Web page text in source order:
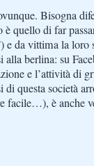
Bisogna
quello di far
e da vittima la loro
alla berlina: su
e l’attività di
di questa società
facile…), è anche